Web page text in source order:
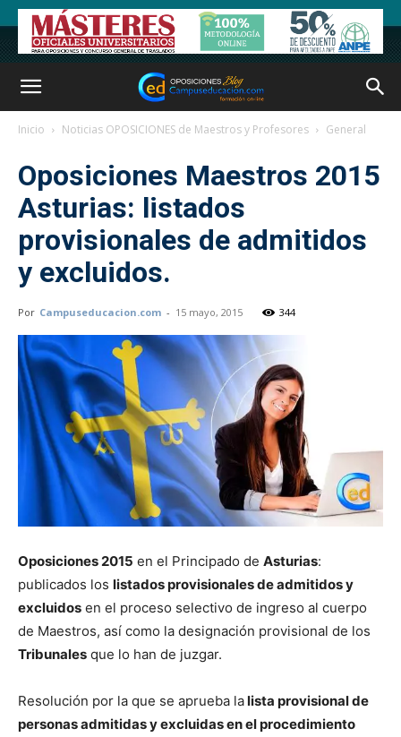
Inicio Noticias OPOSICIONES de Maestros y Profesores General
Oposiciones Maestros 2015
Asturias: listados
provisionales de admitidos
y excluidos.
Por Campuseducacion.com - 15 mayo, 2015 344
Oposiciones 2015 en el Principado de Asturias:
publicados los listados provisionales de admitidos y
excluidos en el proceso selectivo de ingreso al cuerpo
de Maestros, así como la designación provisional de los
Tribunales que lo han de juzgar.
Resolución por la que se aprueba lalista provisional de
personas admitidas y excluidas en el procedimiento